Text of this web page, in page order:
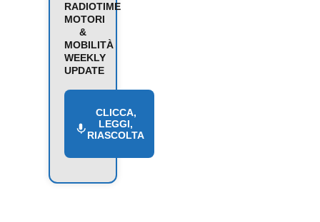
RADIOTIME
MOTORI
&
MOBILITÀ
WEEKLY
UPDATE
CLICCA,
LEGGI,
RIASCOLTA